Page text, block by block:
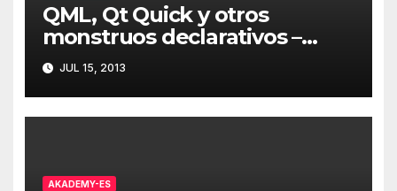
QML, Qt Quick y otros
monstruos declarativos –
Albert Astals
JUL 15, 2013
AKADEMY-ES